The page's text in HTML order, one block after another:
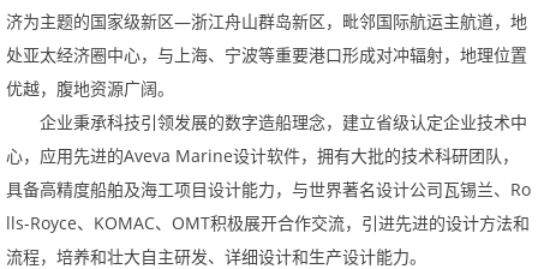
济为主题的国家级新区—浙江舟山群岛新区，毗邻国际航运主航道，地
处亚太经济圈中心，与上海、宁波等重要港口形成对冲辐射，地理位置
优越，腹地资源广阔。
企业秉承科技引领发展的数字造船理念，建立省级认定企业技术中
心，应用先进的AvevaMarine设计软件，拥有大批的技术科研团队，
具备高精度船舶及海工项目设计能力，与世界著名设计公司瓦锡兰、 Ro
lls-Royce、 KOMAC、 OMT积极展开合作交流，引进先进的设计方法和
流程，培养和壮大自主研发、详细设计和生产设计能力。